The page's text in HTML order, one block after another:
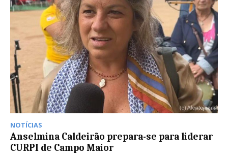
NOTÍCIAS
Anselmina Caldeirão prepara-se para liderar
CURPI de Campo Maior